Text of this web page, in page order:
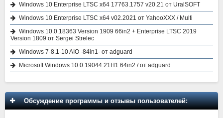
Windows 10 Enterprise LTSC x64 17763.1757 v20.21 от UralSOFT
Windows 10 Enterprise LTSC x64 v02.2021 от YahooXXX / Multi
Windows 10.0.18363 Version 1909 66in2 + Enterprise LTSC 2019
Version 1809 от Sergei Strelec
Windows 7-8.1-10 AIO -84in1- от adguard
Microsoft Windows 10.0.19044 21H1 64in2 / от adguard
Обсуждение программы и отзывы пользователей: